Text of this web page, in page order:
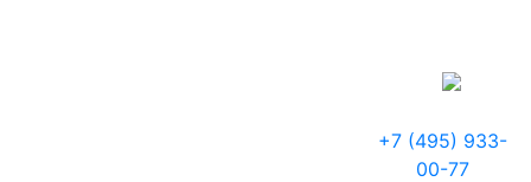
+7 (495) 933-
00-77